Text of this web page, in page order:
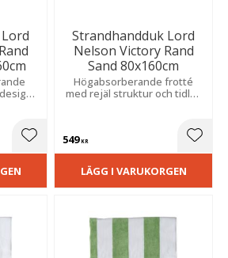
Lägg till i favoriter
Strandhandduk Lord
Nelson Victory Rand
Sand 80x160cm
Högabsorberande frotté
med rejäl struktur och tidlös
passar perfekt för dagar vid
549KR
LÄGG I VARUKORGEN